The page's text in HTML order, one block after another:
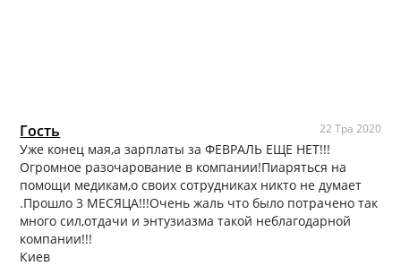
Гость 22 Тра 2020
Уже конец мая,а зарплаты за ФЕВРАЛЬ ЕЩЕ НЕТ!!!
Огромное разочарование в компании!Пиаряться на
помощи медикам,о своих сотрудниках никто не думает
.Прошло 3 МЕСЯЦА!!!Очень жаль что было потрачено так
много сил,отдачи и энтузиазма такой неблагодарной
компании!!!
Киев